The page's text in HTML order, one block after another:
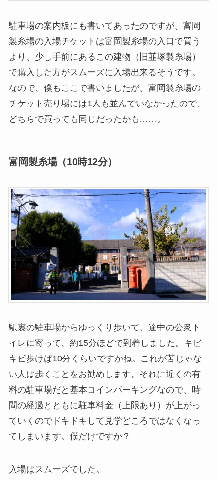
駐車場の案内板にも書いてあったのですが、富岡
製糸場の入場チケットは富岡製糸場の入口で買う
より、少し手前にあるこの建物（旧韮塚製糸場）
で購入した方がスムーズに入場出来るそうです。
なので、僕もここで書いましたが、富岡製糸場の
チケット売り場には1人も並んでいなかったので、
どちらで買っても同じだったかも……。
富岡製糸場（10時12分）
駅裏の駐車場からゆっくり歩いて、途中の公衆ト
イレに寄って、約15分ほどで到着しました。キビ
キビ歩けば10分くらいですかね。これが苦じゃな
い人は歩くことをお勧めします。それに近くの有
料の駐車場だと基本コインパーキングなので、時
間の経過とともに駐車料金（上限あり）が上がっ
ていくのでドキドキして見学どころではなくなっ
てしまいます。僕だけですか？
入場はスムーズでした。